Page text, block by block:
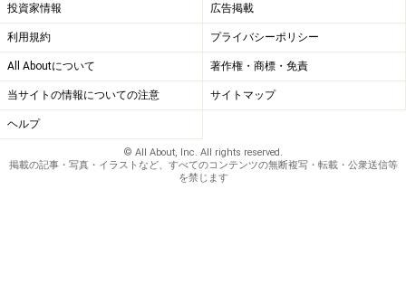
教えてくれたのは……
和仁達也さん
ビジョンとお金を両立させる専門家、ビジョナリーパー
トナー。1972年生まれ。名古屋大学卒業後、２７歳で起
業。現在、（株）ワニマネジメントコンサルティング代
表。企業や歯科医院のコンサルティングの他、最近では
コンサルタントや士業に、顧客の成果を出して高額報酬
投資家情報 広告掲載
利用規約 プライバシーポリシー
All Aboutについて 著作権・商標・免責
当サイトの情報についての注意 サイトマップ
ヘルプ
© All About, Inc. All rights reserved.
掲載の記事・写真・イラストなど、すべてのコンテンツの無断複写・転載・公衆送信等
を禁じます